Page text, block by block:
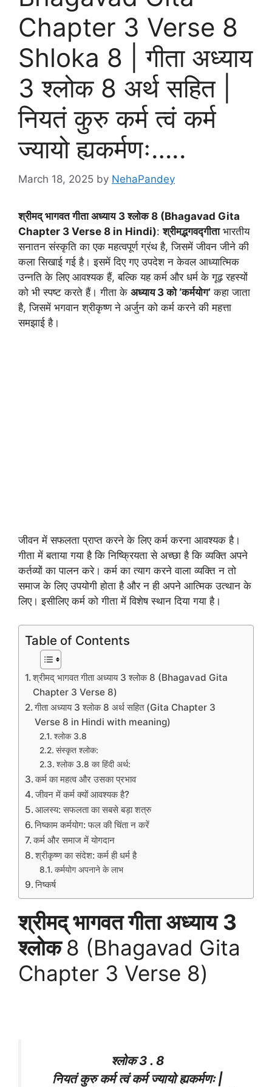
Chapter 3 Verse 8
Shloka 8 | गीता अध्याय
3 श्लोक 8 अर्थ सहित |
नियतं कुरु कर्म त्वं कर्म
ज्यायो ह्यकर्मणः…..
March 18, 2025 by NehaPandey
श्रीमद् भागवत गीता अध्याय 3 श्लोक 8 (Bhagavad Gita
Chapter 3 Verse 8 in Hindi):श्रीमद्भगवद्गीताभारतीय
सनातन संस्कृति का एक महत्वपूर्ण ग्रंथ है, जिसमें जीवन जीने की
कला सिखाई गई है। इसमें दिए गए उपदेश न केवल आध्यात्मिक
उन्नति के लिए आवश्यक हैं, बल्कि यह कर्म और धर्म के गूढ़ रहस्यों
को भी स्पष्ट करते हैं। गीता के अध्याय 3 को ‘कर्मयोग’ कहा जाता
है, जिसमें भगवान श्रीकृष्ण ने अर्जुन को कर्म करने की महत्ता
समझाई है।
जीवन में सफलता प्राप्त करने के लिए कर्म करना आवश्यक है।
गीता में बताया गया है कि निष्क्रियता से अच्छा है कि व्यक्ति अपने
कर्तव्यों का पालन करे। कर्म का त्याग करने वाला व्यक्ति न तो
समाज के लिए उपयोगी होता है और न ही अपने आत्मिक उत्थान के
लिए। इसीलिए कर्म को गीता में विशेष स्थान दिया गया है।
Table of Contents
श्रीमद् भागवत गीता अध्याय 3 श्लोक 8 (Bhagavad Gita
Chapter 3 Verse 8)
गीता अध्याय 3 श्लोक 8 अर्थ सहित (Gita Chapter 3
Verse 8 in Hindi with meaning)
श्लोक 3.8
संस्कृत श्लोक:
श्लोक 3.8 का हिंदी अर्थ:
कर्म का महत्व और उसका प्रभाव
जीवन में कर्म क्यों आवश्यक है?
आलस्य: सफलता का सबसे बड़ा शत्रु
निष्काम कर्मयोग: फल की चिंता न करें
कर्म और समाज में योगदान
श्रीकृष्ण का संदेश: कर्म ही धर्म है
कर्मयोग अपनाने के लाभ
निष्कर्ष
श्रीमद् भागवत गीता अध्याय 3
श्लोक8 (Bhagavad Gita
Chapter 3 Verse 8)
श्लोक 3 . 8
नियतं कुरु कर्म त्वं कर्म ज्यायो ह्यकर्मणः |